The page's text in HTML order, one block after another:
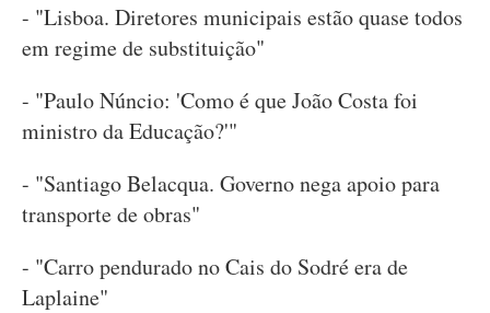
- "Lisboa. Diretores municipais estão quase todos
em regime de substituição"
- "Paulo Núncio: 'Como é que João Costa foi
ministro da Educação?'"
- "Santiago Belacqua. Governo nega apoio para
transporte de obras"
- "Carro pendurado no Cais do Sodré era de
Laplaine"